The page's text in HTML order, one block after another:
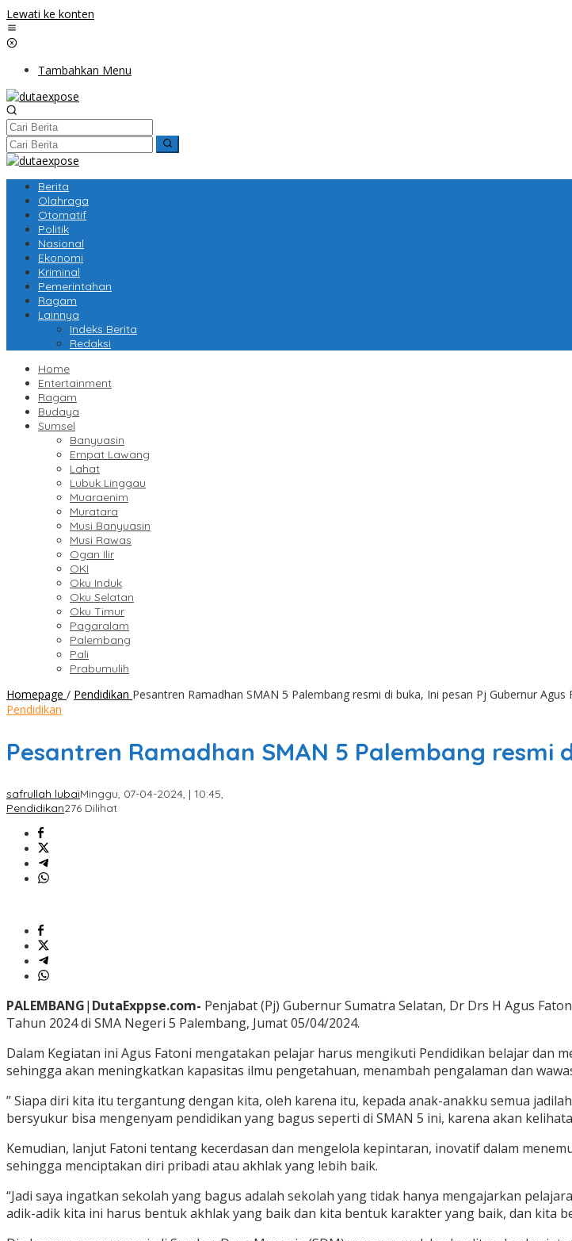
Lewati ke konten
Tambahkan Menu
Berita
Olahraga
Otomatif
Politik
Nasional
Ekonomi
Kriminal
Pemerintahan
Ragam
Lainnya
Indeks Berita
Redaksi
Home
Entertainment
Ragam
Budaya
Sumsel
Banyuasin
Empat Lawang
Lahat
Lubuk Linggau
Muaraenim
Muratara
Musi Banyuasin
Musi Rawas
Ogan Ilir
OKI
Oku Induk
Oku Selatan
Oku Timur
Pagaralam
Palembang
Pali
Prabumulih
Homepage / Pendidikan Pesantren Ramadhan SMAN 5 Palembang resmi di buka, Ini pesan Pj Gubernur Agus
Pendidikan
Pesantren Ramadhan SMAN 5 Palembang
safrullah lubaiMinggu, 07-04-2024, | 10:45,
Pendidikan276 Dilihat
PALEMBANG| DutaExppse.com- Penjabat (Pj) Gubernur Sumatra Selatan, Dr Drs H Agus
Tahun 2024 di SMA Negeri 5 Palembang, Jumat 05/04/2024.
Dalam Kegiatan ini Agus Fatoni mengatakan pelajar harus mengikuti Pendidikan belajar dan
sehingga akan meningkatkan kapasitas ilmu pengetahuan, menambah pengalaman dan
” Siapa diri kita itu tergantung dengan kita, oleh karena itu, kepada anak-anakku semua
bersyukur bisa mengenyam pendidikan yang bagus seperti di SMAN 5 ini, karena akan
Kemudian, lanjut Fatoni tentang kecerdasan dan mengelola kepintaran, inovatif dalam
sehingga menciptakan diri pribadi atau akhlak yang lebih baik.
“Jadi saya ingatkan sekolah yang bagus adalah sekolah yang tidak hanya mengajarkan
adik-adik kita ini harus bentuk akhlak yang baik dan kita bentuk karakter yang baik, dan kita